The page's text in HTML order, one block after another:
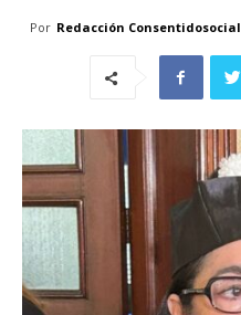
Por Redacción Consentidosocial